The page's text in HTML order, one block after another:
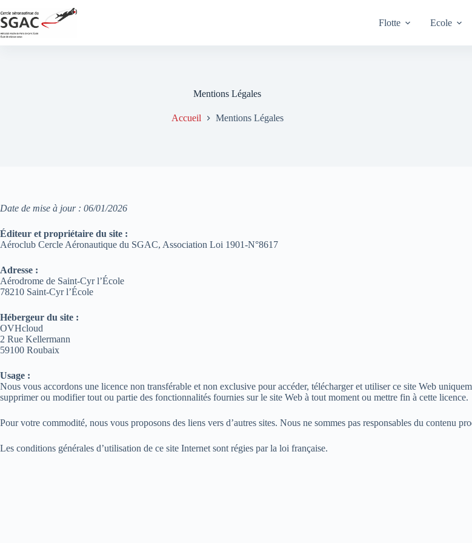
au
contenu
Flotte Ecole
Mentions Légales
Accueil Mentions Légales
Date de mise à jour : 06/01/2026
Éditeur et propriétaire du site :
Aéroclub Cercle Aéronautique du SGAC, Association Loi 1901-N°8617
Adresse :
Aérodrome de Saint-Cyr l’École
78210 Saint-Cyr l’École
Hébergeur du site :
OVHcloud
2 Rue Kellermann
59100 Roubaix
Usage :
Nous vous accordons une licence non transférable et non exclusive pour accéder, télécharger et utiliser ce site Web
supprimer ou modifier tout ou partie des fonctionnalités fournies sur le site Web à tout moment ou mettre fin à cette licence.
Pour votre commodité, nous vous proposons des liens vers d’autres sites. Nous ne sommes pas responsables du contenu
Les conditions générales d’utilisation de ce site Internet sont régies par la loi française.